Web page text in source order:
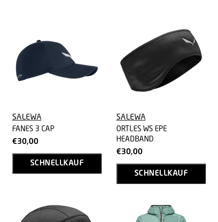
SALEWA
FANES 3 CAP
€30,00
SCHNELLKAUF
SALEWA
ORTLES WS EPE
HEADBAND
€30,00
SCHNELLKAUF